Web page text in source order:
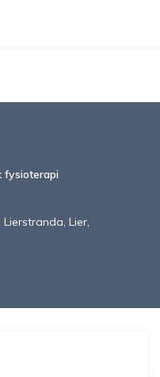
fysioterapi
Lier,